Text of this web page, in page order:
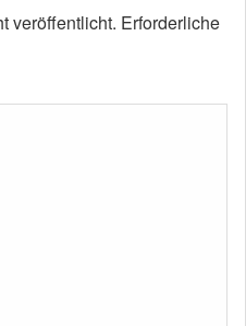
veröffentlicht. Erforderliche